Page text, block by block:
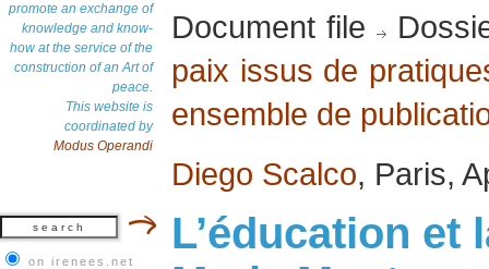
promote an exchange of
knowledge and know-
how at the service of the
construction of an Art of
peace.
This website is
coordinated by
Modus Operandi
on irenees.net
Document file
paix issus de
ensemble de
Diego Scalco, Paris,
L’éducation et